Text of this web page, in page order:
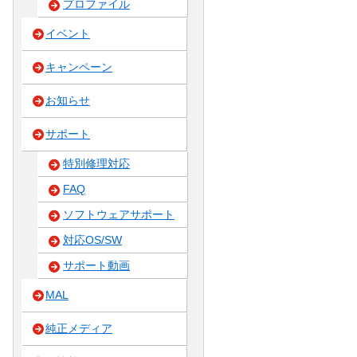
プロファイル
イベント
キャンペーン
お知らせ
サポート
特別修理対応
FAQ
ソフトウェアサポート
対応OS/SW
サポート動画
MAL
純正メディア